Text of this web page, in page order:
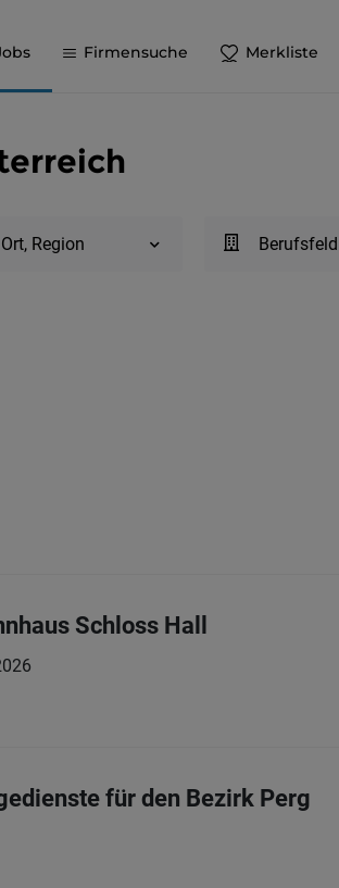
Firmensuche Merkliste
Ort, Region Berufsfeld
Schloss Hall
für den Bezirk Perg